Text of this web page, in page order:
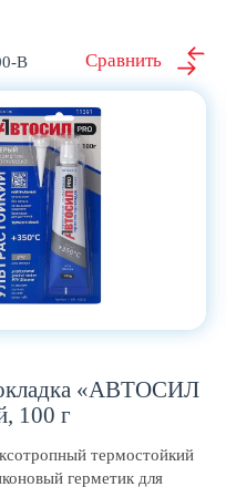
В
«АВТОСИЛ
100 г
термостойкий
герметик для